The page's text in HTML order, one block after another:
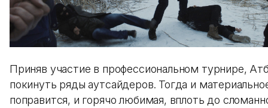
Приняв участие в профессиональном турнире,
покинуть ряды аутсайдеров. Тогда и
поправится, и горячо любимая, вплоть до